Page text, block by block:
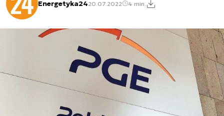
Energetyka2420.07.2022 4 min.